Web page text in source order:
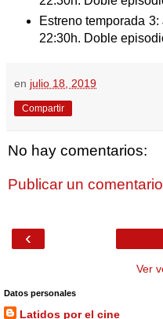
Estreno temporada
22:30h. Doble
en julio 18, 2019
Compartir
No hay comentarios:
Publicar un comentario
‹
Ver
Datos personales
Latidos por el cine